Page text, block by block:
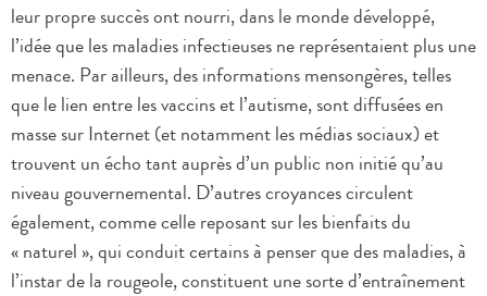
leur propre succès ont nourri, dans le monde développé,
l’idée que les maladies infectieuses ne représentaient plus une
menace. Par ailleurs, des informations mensongères, telles
que le lien entre les vaccins et l’autisme, sont diffusées en
masse sur Internet (et notamment les médias sociaux) et
trouvent un écho tant auprès d’un public non initié qu’au
niveau gouvernemental. D’autres croyances circulent
également, comme celle reposant sur les bienfaits du
« naturel », qui conduit certains à penser que des maladies, à
l’instar de la rougeole, constituent une sorte d’entraînement